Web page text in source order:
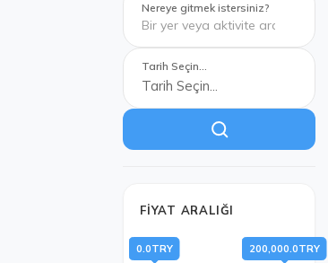
Nereye gitmek istersiniz?
Tarih Seçin...
FIYAT ARALIĞI
0.0TRY 200,000.0TRY